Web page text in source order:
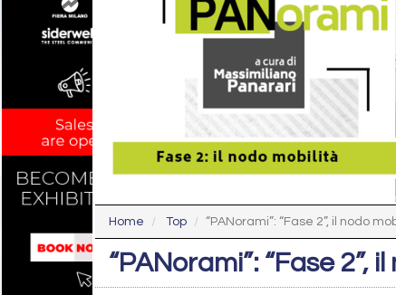
Home Top “PANorami”: “Fase 2”, il nodo
“PANorami”: “Fase 2”,